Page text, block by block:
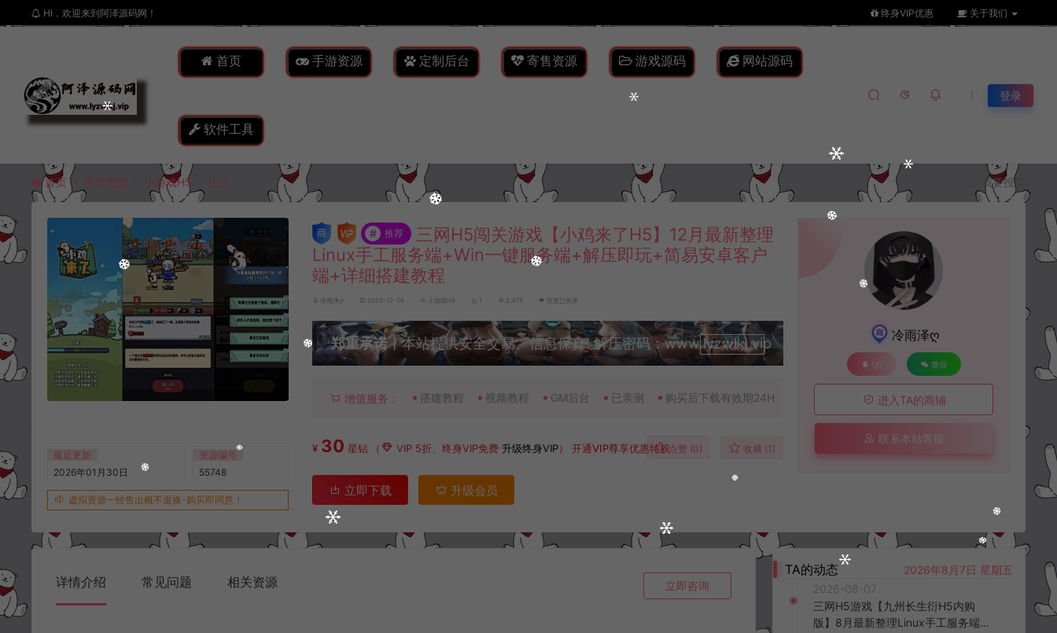
HI，欢迎来到阿泽源码网！ 终身VIP优惠 关于我们
首页 手游资源 定制后台 寄售资源 游戏源码 网站源码
软件工具
登录
首页 手游资源 小游戏H5 正文 我要投稿
最近更新
2026年01月30日
资源编号
55748
虚拟资源一经售出概不退换-购买即同意！
# 推荐
三网H5闯关游戏【小鸡来了H5】12月最新整理
Linux手工服务端+Win一键服务端+解压即玩+简易安卓客户
端+详细搭建教程
冷雨泽ღ 2025-12-26 小游戏H5 1 2,475 百度已收录
郑重承诺丨本站提供安全交易、信息保真! 解压密码：www.lyzwlkj.vip
升级会员
增值服务： 搭建教程 视频教程 GM后台 已亲测 购买后下载有效期24H
¥ 30 星钻 （ VIP 5折、终身VIP免费 升级终身VIP）开通VIP尊享优惠特权点赞 (0) 收藏 (1)
立即下载 升级会员
冷雨泽ღ
QQ 微信
进入TA的商铺
联系本站客服
详情介绍 常见问题 相关资源 立即咨询
TA的动态
2026年8月7日 星期五
2026-08-07
三网H5游戏【九州长生衍H5内购
版】8月最新整理Linux手工服务端